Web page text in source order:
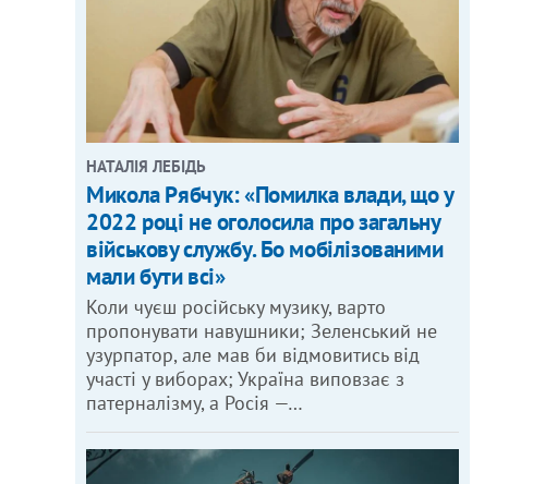
НАТАЛІЯ ЛЕБІДЬ
Микола Рябчук: «Помилка влади, що у
2022 році не оголосила про загальну
військову службу. Бо мобілізованими
мали бути всі»
Коли чуєш російську музику, варто
пропонувати навушники; Зеленський не
узурпатор, але мав би відмовитись від
участі у виборах; Україна виповзає з
патерналізму, а Росія —…